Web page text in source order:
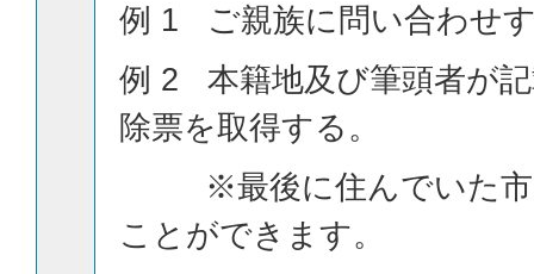
例 1 ご親族に問い合わせ
例 2 本籍地及び筆頭者が
除票を取得する。
※最後に住んでいた市
ことができます。